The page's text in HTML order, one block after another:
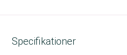
Specifikationer